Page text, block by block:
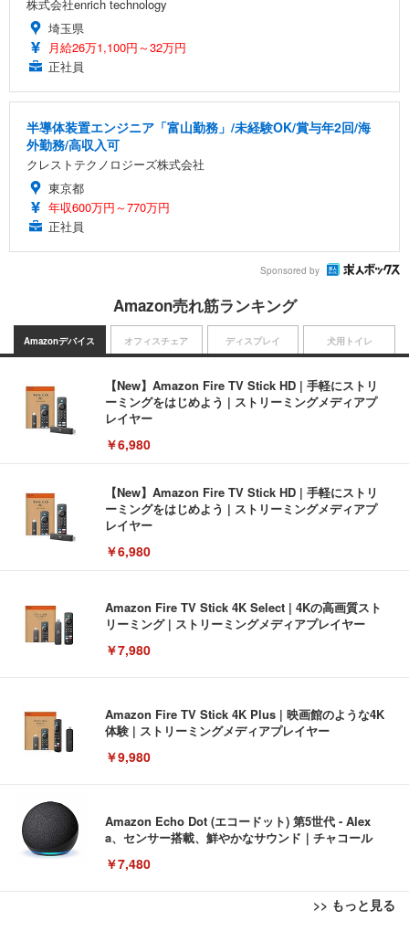
株式会社enrich technology
埼玉県
月給26万1,100円～32万円
正社員
半導体装置エンジニア「富山勤務」/未経験OK/賞与年2回/海
外勤務/高収入可
クレストテクノロジーズ株式会社
東京都
年収600万円～770万円
正社員
Sponsored by
Amazon売れ筋ランキング
Amazonデバイス
【New】Amazon Fire TV Stick HD | 手軽にストリ
ーミングをはじめよう | ストリーミングメディアプ
レイヤー
￥6,980
【New】Amazon Fire TV Stick HD | 手軽にストリ
ーミングをはじめよう | ストリーミングメディアプ
レイヤー
￥6,980
Amazon Fire TV Stick 4K Select | 4Kの高画質スト
リーミング | ストリーミングメディアプレイヤー
￥7,980
Amazon Fire TV Stick 4K Plus | 映画館のような4K
体験 | ストリーミングメディアプレイヤー
￥9,980
Amazon Echo Dot (エコードット) 第5世代 - Alex
a、センサー搭載、鮮やかなサウンド｜チャコール
￥7,480
>> もっと見る
オフィスチェア ディスプレイ 犬用トイレ